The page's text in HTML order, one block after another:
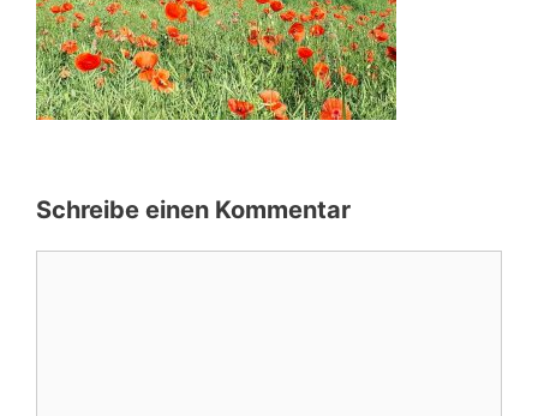
Schreibe einen Kommentar